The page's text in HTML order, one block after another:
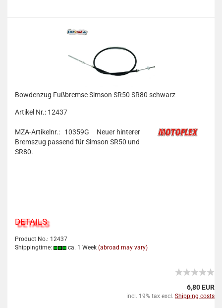
Bowdenzug Fußbremse Simson SR50 SR80 schwarz
Artikel Nr.: 12437
MZA-Artikelnr.: 10359G
Neuer hinterer
Bremszug passend für Simson SR50 und
SR80.
DETAILS
Product No.: 12437
Shippingtime:
ca. 1 Week (abroad may vary)
6,80 EUR
incl. 19% tax excl. Shipping costs